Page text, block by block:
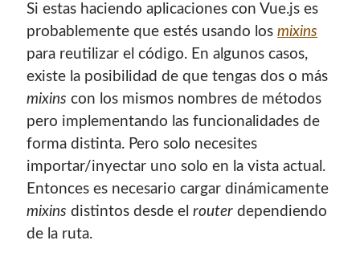
¡Hola mi nombre es Miguel Useche!
desarrollador web
promuevo tecnologías abiertas, mantengoPKGBUILDS
de Archlinux,plugins de WordPress y me gusta organizar
o dar charlas.
Si estas haciendo aplicaciones con Vue.js es
probablemente que estés usando losmixins
para reutilizar el código. En algunos casos,
existe la posibilidad de que tengas dos o más
mixins con los mismos nombres de métodos
pero implementando las funcionalidades de
forma distinta. Pero solo necesites
importar/inyectar uno solo en la vista actual.
Entonces es necesario cargar dinámicamente
mixins distintos desde elrouter dependiendo
de la ruta.